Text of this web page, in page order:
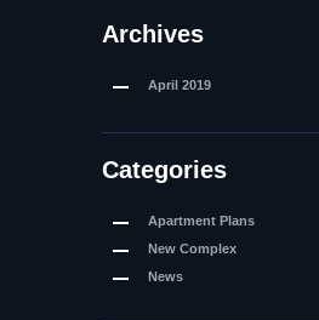
Archives
April 2019
Categories
Apartment Plans
New Complex
News